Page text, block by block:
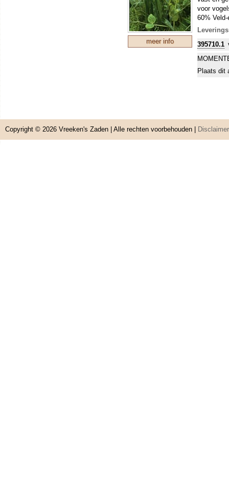
meer info
voor
60% Veld-
zijn
25%
Geeft een
gewas
afmaaien
Om uw
zo'n
395710.1
Plaats dit
Copyright © 2026 Vreeken's Zaden | Alle rechten voorbehouden | Disclaimer